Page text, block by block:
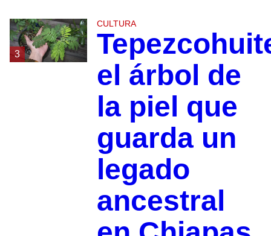
3
CULTURA
el árbol de
la piel que
guarda un
legado
ancestral